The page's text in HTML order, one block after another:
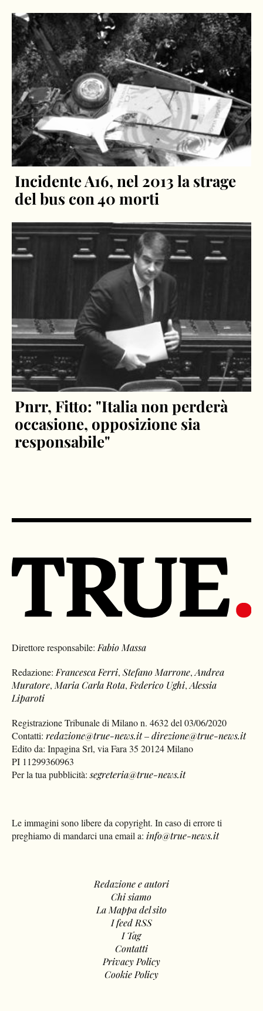
Incidente A16, nel 2013 la strage
del bus con 40 morti
Pnrr, Fitto: "Italia non perderà
occasione, opposizione sia
responsabile"
Direttore responsabile:Fabio Massa
Redazione:Francesca Ferri,Stefano Marrone,Andrea
Muratore,Maria Carla Rota,Federico Ughi,Alessia
Liparoti
Registrazione Tribunale di Milano n. 4632 del 03/06/2020
Contatti:redazione@true-news.it–direzione@true-news.it
Edito da: Inpagina Srl, via Fara 35 20124 Milano
PI 11299360963
Per la tua pubblicità:segreteria@true-news.it
Le immagini sono libere da copyright. In caso di errore ti
preghiamo di mandarci una email a: info@true-news.it
Redazione e autori
Chi siamo
La Mappa del sito
I feed RSS
I Tag
Contatti
Privacy Policy
Cookie Policy